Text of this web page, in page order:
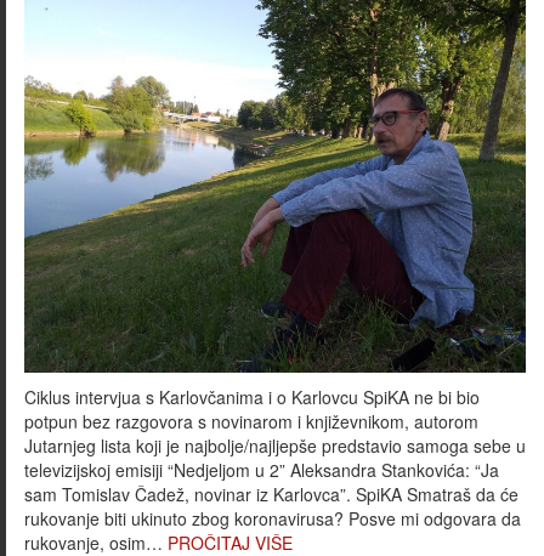
Ciklus intervjua s Karlovčanima i o Karlovcu SpiKA ne bi bio
potpun bez razgovora s novinarom i književnikom, autorom
Jutarnjeg lista koji je najbolje/najljepše predstavio samoga sebe u
televizijskoj emisiji “Nedjeljom u 2” Aleksandra Stankovića: “Ja
sam Tomislav Čadež, novinar iz Karlovca”. SpiKA Smatraš da će
rukovanje biti ukinuto zbog koronavirusa? Posve mi odgovara da
rukovanje, osim… PROČITAJ VIŠE